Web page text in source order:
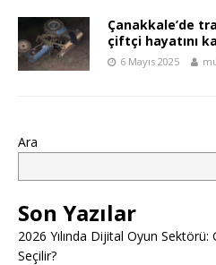
Çanakkale’de
çiftçi hayatını
6 Mayıs 2025
Ara
Son Yazılar
2026 Yılında Dijital Oyun
Seçilir?